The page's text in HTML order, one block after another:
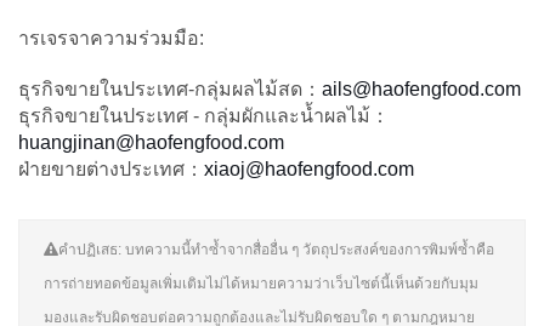
ารเจรจาความร่วมมือ:
ธุรกิจขายในประเทศ-กลุ่มผลไม้สด： ails@haofengfood.com
ธุรกิจขายในประเทศ - กลุ่มผักและน้ำผลไม้：
huangjinan@haofengfood.com
ฝ่ายขายต่างประเทศ： xiaoj@haofengfood.com
คำปฏิเสธ: บทความนี้ทำซ้ำจากสื่ออื่น ๆ วัตถุประสงค์ของการพิมพ์ซ้ำคือ
การถ่ายทอดข้อมูลเพิ่มเติมไม่ได้หมายความว่าเว็บไซต์นี้เห็นด้วยกับมุม
มองและรับผิดชอบต่อความถูกต้องและไม่รับผิดชอบใด ๆ ตามกฎหมาย